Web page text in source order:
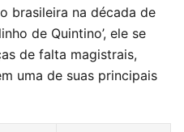
brasileira na década de
de Quintino’, ele se
de falta magistrais,
uma de suas principais